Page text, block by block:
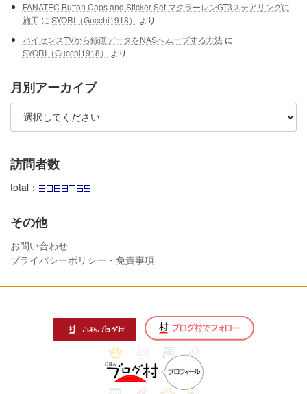
FANATEC Button Caps and Sticker Set マクラーレンGT3ステアリングに
施工 に SYORI（Gucchi1918）
より
ハイセンスTVから録画データをNASへムーブする方法に
SYORI（Gucchi1918）
より
月別アーカイブ
訪問者数
total：
その他
お問い合わせ
プライバシーポリシー・免責事項